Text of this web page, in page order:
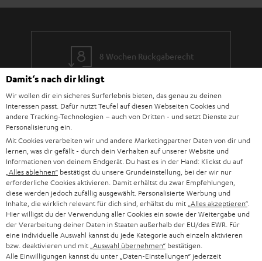
i
e
a
h
m
n
8 Wochen Rückgaberecht
Kostenloser Rückversand
9 Teufel Stores
Mehr als 45 Jahre Erfahrung
Damit‘s nach dir klingt
Wir wollen dir ein sicheres Surferlebnis bieten, das genau zu deinen
Interessen passt. Dafür nutzt Teufel auf diesen Webseiten Cookies und
andere Tracking-Technologien – auch von Dritten - und setzt Dienste zur
Personalisierung ein.
Mit Cookies verarbeiten wir und andere Marketingpartner Daten von dir und
lernen, was dir gefällt - durch dein Verhalten auf unserer Website und
Informationen von deinem Endgerät. Du hast es in der Hand: Klickst du auf
„Alles ablehnen“ bestätigst du unsere Grundeinstellung, bei der wir nur
erforderliche Cookies aktivieren. Damit erhältst du zwar Empfehlungen,
diese werden jedoch zufällig ausgewählt. Personalisierte Werbung und
Inhalte, die wirklich relevant für dich sind, erhältst du mit „Alles akzeptieren“.
Hier willigst du der Verwendung aller Cookies ein sowie der Weitergabe und
der Verarbeitung deiner Daten in Staaten außerhalb der EU/des EWR. Für
eine individuelle Auswahl kannst du jede Kategorie auch einzeln aktivieren
bzw. deaktivieren und mit „Auswahl übernehmen“ bestätigen.
Alle Einwilligungen kannst du unter „Daten-Einstellungen“ jederzeit